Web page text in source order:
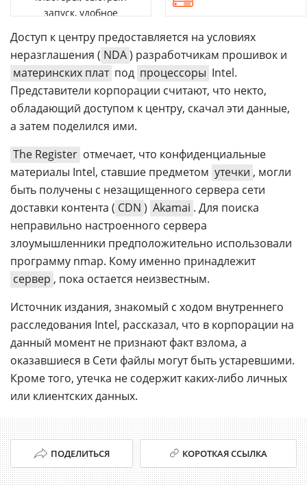
запуск, удобное
Доступ к центру предоставляется на условиях
неразглашения ( NDA) разработчикам прошивок и
материнских плат под процессоры Intel.
Представители корпорации считают, что некто,
обладающий доступом к центру, скачал эти данные,
а затем поделился ими.
The Register отмечает, что конфиденциальные
материалы Intel, ставшие предметом утечки , могли
быть получены с незащищенного сервера сети
доставки контента ( CDN ) Akamai . Для поиска
неправильно настроенного сервера
злоумышленники предположительно использовали
программу nmap. Кому именно принадлежит
сервер , пока остается неизвестным.
Источник издания, знакомый с ходом внутреннего
расследования Intel, рассказал, что в корпорации на
данный момент не признают факт взлома, а
оказавшиеся в Сети файлы могут быть устаревшими.
Кроме того, утечка не содержит каких-либо личных
или клиентских данных.
ПОДЕЛИТЬСЯ КОРОТКАЯ ССЫЛКА